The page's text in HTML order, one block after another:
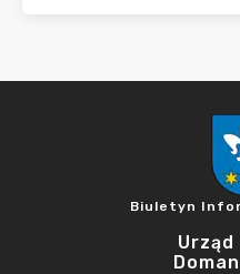
Biuletyn
Urząd